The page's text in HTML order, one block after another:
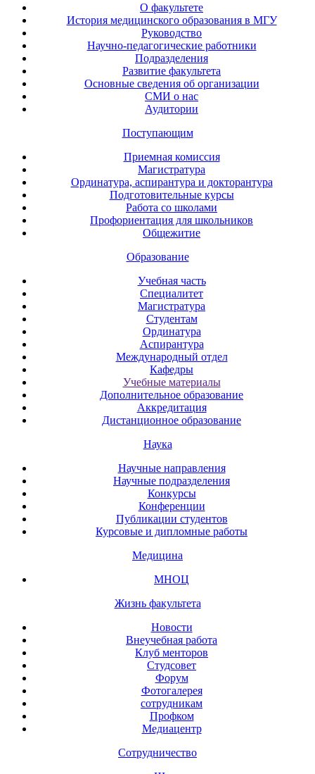
О факультете
История медицинского образования в МГУ
Руководство
Научно-педагогические работники
Подразделения
Развитие факультета
Основные сведения об организации
СМИ о нас
Аудитории
Поступающим
Приемная комиссия
Магистратура
Ординатура, аспирантура и докторантура
Подготовительные курсы
Работа со школами
Профориентация для школьников
Общежитие
Образование
Учебная часть
Специалитет
Магистратура
Студентам
Ординатура
Аспирантура
Международный отдел
Кафедры
Учебные материалы
Дополнительное образование
Аккредитация
Дистанционное образование
Наука
Научные направления
Научные подразделения
Конкурсы
Конференции
Публикации студентов
Курсовые и дипломные работы
Медицина
МНОЦ
Жизнь факультета
Новости
Внеучебная работа
Клуб менторов
Студсовет
Форум
Фотогалерея
сотрудникам
Профком
Медиацентр
Сотрудничество